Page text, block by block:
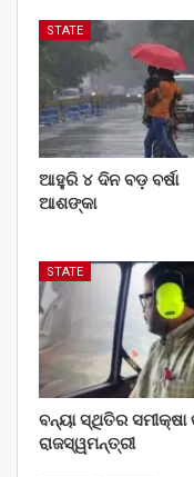
STATE
ଆହୁରି ୪ ଦିନ ବଡ଼ ବର୍ଷା
ଆଶଙ୍କା
STATE
ବନ୍ୟା ସ୍ଥିତିର
ରାଜସ୍ୱମନ୍ତ୍ରୀ